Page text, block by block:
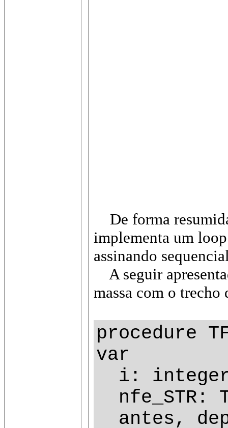
De forma
implementa um
assinando
A seguir
massa com o
procedure
var
i:
nfe_STR:
antes,